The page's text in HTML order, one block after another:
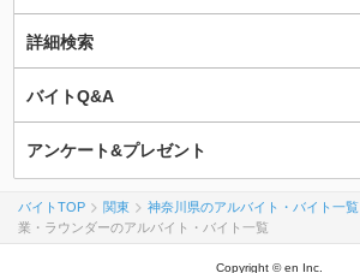
詳細検索
バイトQ&A
アンケート&プレゼント
バイトTOP 関東 神奈川県のアルバイト・バイト一覧
業・ラウンダーのアルバイト・バイト一覧
Copyright © en Inc.